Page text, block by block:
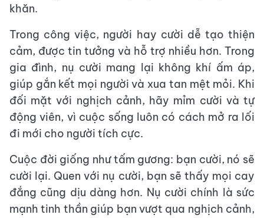
khăn.
Trong công việc, người hay cười dễ tạo thiện
cảm, được tin tưởng và hỗ trợ nhiều hơn. Trong
gia đình, nụ cười mang lại không khí ấm áp,
giúp gắn kết mọi người và xua tan mệt mỏi. Khi
đối mặt với nghịch cảnh, hãy mỉm cười và tự
động viên, vì cuộc sống luôn có cách mở ra lối
đi mới cho người tích cực.
Cuộc đời giống như tấm gương: bạn cười, nó sẽ
cười lại. Quen với nụ cười, bạn sẽ thấy mọi cay
đắng cũng dịu dàng hơn. Nụ cười chính là sức
mạnh tinh thần giúp bạn vượt qua nghịch cảnh,